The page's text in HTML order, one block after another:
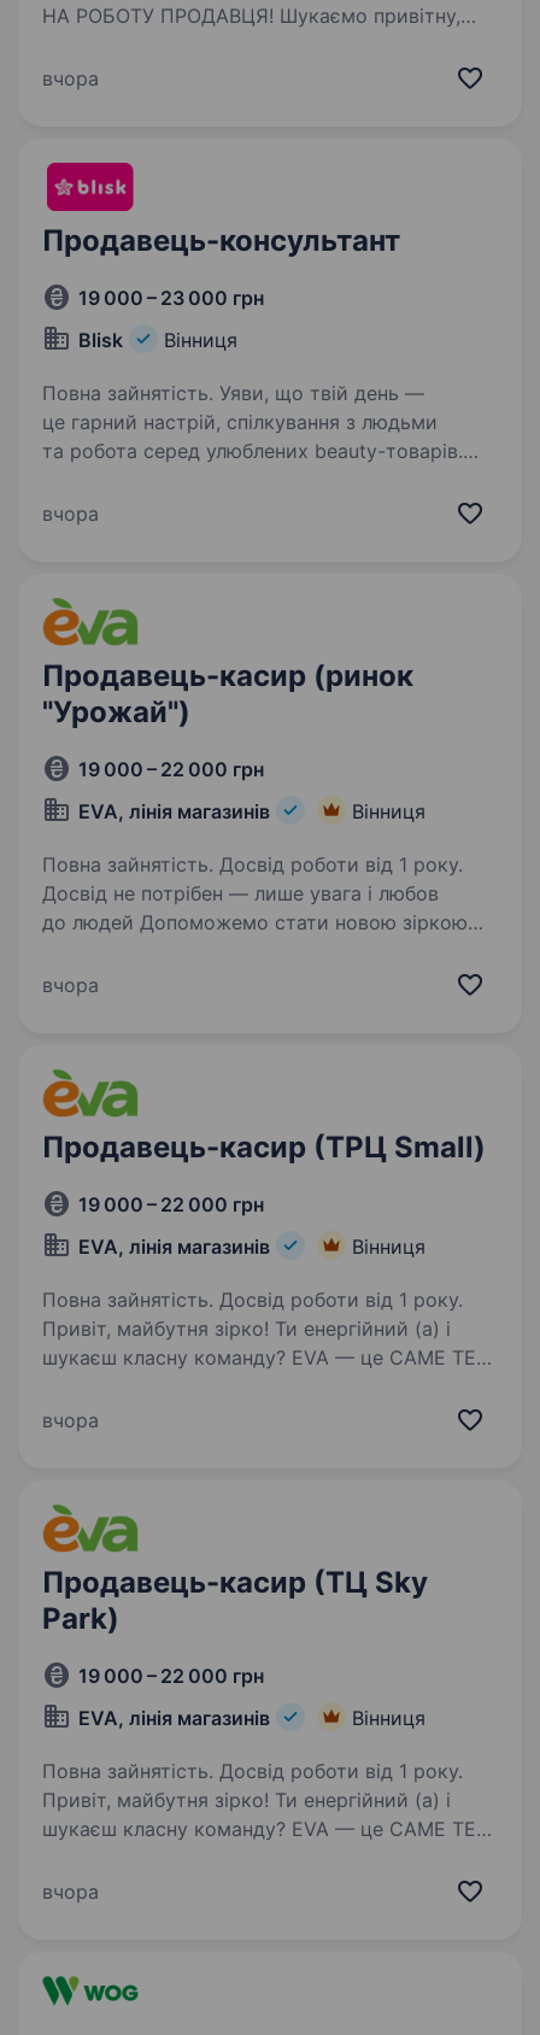
НА РОБОТУ ПРОДАВЦЯ! Шукаємо привітну,
команди Графік: 3/3 Час роботи: 08:00—20:00
вчора
Продавець-консультант
19 000 – 23 000 грн
Blisk
Вінниця
Повна зайнятість. Уяви, що твій день —
це гарний настрій, спілкування з людьми
та робота серед улюблених beauty-товарів.
АКТУАЛЬНО ПО ДАНИМ ЛОКАЦІЯМ:
вчора
Продавець-касир (ринок
"Урожай")
19 000 – 22 000 грн
EVA, лінія магазинів
Вінниця
Повна зайнятість. Досвід роботи від 1 року.
Досвід не потрібен — лише увага і любов
до людей Допоможемо стати новою зіркою
Що будеш робити: Консультувати клієнтів
вчора
Продавець-касир (ТРЦ Small)
19 000 – 22 000 грн
EVA, лінія магазинів
Вінниця
Повна зайнятість. Досвід роботи від 1 року.
Привіт, майбутня зірко! Ти енергійний (а) і
шукаєш класну команду? EVA — це САМЕ ТЕ
#EVAfamily Приєднуйся і ти! Ми шукаємо
вчора
Продавець-касир (ТЦ Sky
Park)
19 000 – 22 000 грн
EVA, лінія магазинів
Вінниця
Повна зайнятість. Досвід роботи від 1 року.
Привіт, майбутня зірко! Ти енергійний (а) і
шукаєш класну команду? EVA — це САМЕ ТЕ
#EVAfamily Приєднуйся і ти! Ми шукаємо
вчора